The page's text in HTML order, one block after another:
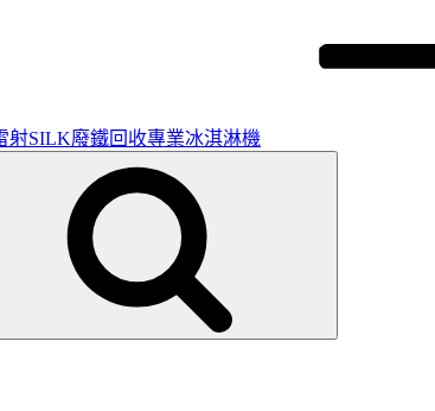
射SILK廢鐵回收專業冰淇淋機